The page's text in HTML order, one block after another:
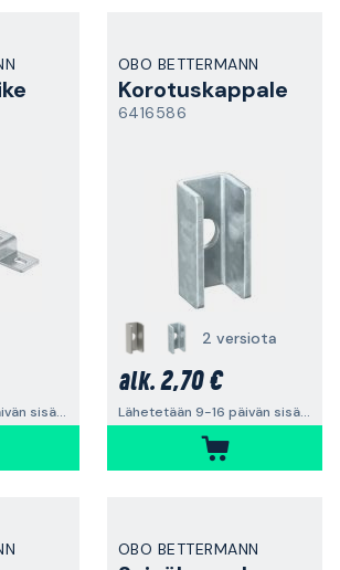
Lähetetään 9-16 päivän sisällä
OBO BETTERMANN
Korotuskappale
6416586
2 versiota
alk. 2,70 €
Lähetetään 9-16 päivän sisällä
OBO BETTERMANN